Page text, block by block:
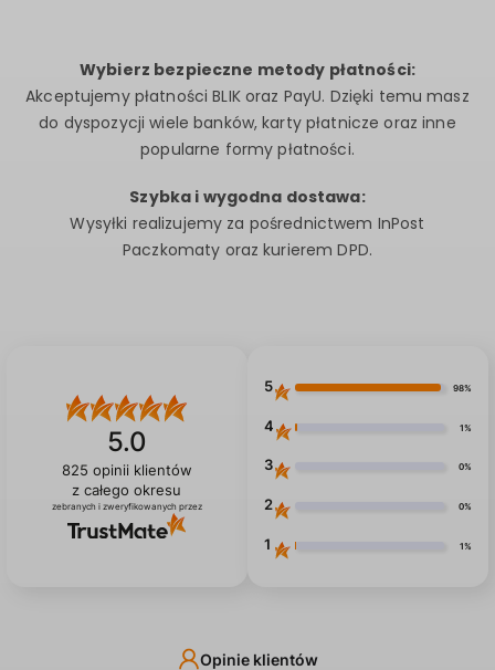
Wybierz bezpieczne metody płatności:
Akceptujemy płatności BLIK oraz PayU. Dzięki temu masz
do dyspozycji wiele banków, karty płatnicze oraz inne
popularne formy płatności.
Szybka i wygodna dostawa:
Wysyłki realizujemy za pośrednictwem InPost
Paczkomaty oraz kurierem DPD.
5.0
825 opinii klientów
z całego okresu
zebranych i zweryfikowanych przez
5 98%
4 1%
3 0%
2 0%
1 1%
Opinie klientów